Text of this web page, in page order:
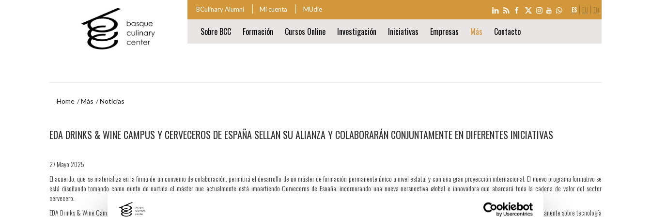
SELECCIÓN
DE
ES EU EN
BCulinary Alumni Mi cuenta MUdle
navegación
Sobre BCC Formación Cursos Online Investigación Iniciativas Empresas Más
Contacto
navegación
Home Más Noticias
navegación
EDA DRINKS & WINE CAMPUS Y CERVECEROS DE ESPAÑA SELLAN SU ALIANZA Y COLABORARÁN CONJUNTAMENTE EN DIFERENTES INICIATIVAS
27 Mayo 2025
El acuerdo, que se materializa en la firma de un convenio de colaboración, permitirá el desarrollo de un máster de formación permanente único a nivel estatal y con una gran proyección internacional. El nuevo programa formativo se
está diseñando tomando como punto de partida el máster que actualmente está impartiendo Cerveceros de España, incorporando una nueva perspectiva global e innovadora que abarcará toda la cadena de valor del sector
cervecero.
EDA Drinks & Wine Campus continúa dando forma a su oferta formativa gracias al convenio de colaboración firmado con la Asociación de Cerveceros de España para el diseño de un máster de formación permanente sobre tecnología